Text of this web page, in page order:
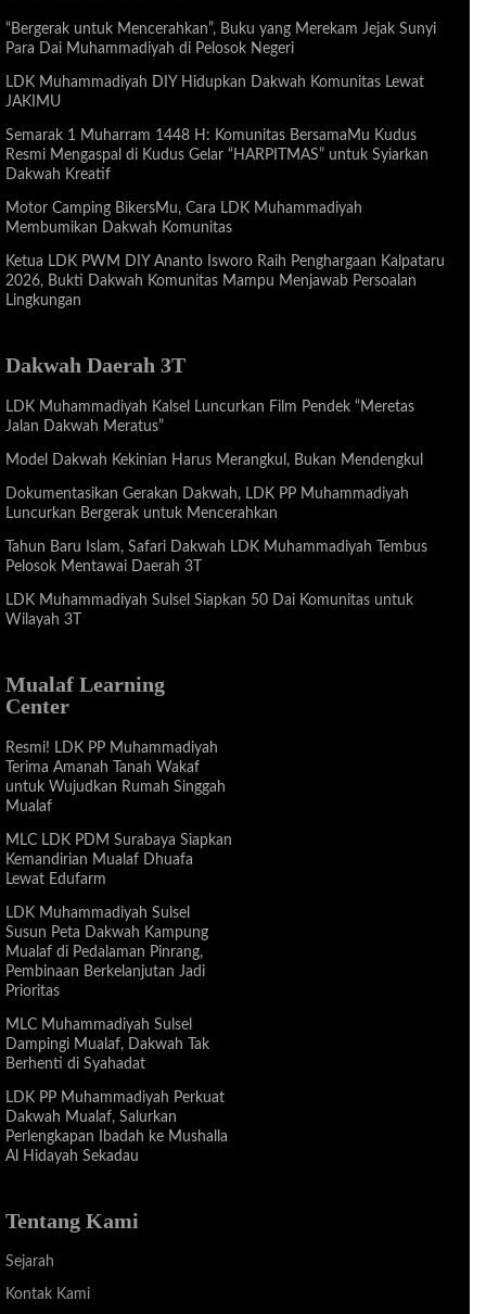
“Bergerak untuk Mencerahkan”, Buku yang Merekam Jejak Sunyi
Para Dai Muhammadiyah di Pelosok Negeri
LDK Muhammadiyah DIY Hidupkan Dakwah Komunitas Lewat
JAKIMU
Semarak 1 Muharram 1448 H: Komunitas BersamaMu Kudus
Resmi Mengaspal di Kudus Gelar “HARPITMAS” untuk Syiarkan
Dakwah Kreatif
Motor Camping BikersMu, Cara LDK Muhammadiyah
Membumikan Dakwah Komunitas
Ketua LDK PWM DIY Ananto Isworo Raih Penghargaan Kalpataru
2026, Bukti Dakwah Komunitas Mampu Menjawab Persoalan
Lingkungan
Dakwah Daerah 3T
LDK Muhammadiyah Kalsel Luncurkan Film Pendek “Meretas
Jalan Dakwah Meratus”
Model Dakwah Kekinian Harus Merangkul, Bukan Mendengkul
Dokumentasikan Gerakan Dakwah, LDK PP Muhammadiyah
Luncurkan Bergerak untuk Mencerahkan
Tahun Baru Islam, Safari Dakwah LDK Muhammadiyah Tembus
Pelosok Mentawai Daerah 3T
LDK Muhammadiyah Sulsel Siapkan 50 Dai Komunitas untuk
Wilayah 3T
Mualaf Learning
Center
Resmi! LDK PP Muhammadiyah
Terima Amanah Tanah Wakaf
untuk Wujudkan Rumah Singgah
Mualaf
MLC LDK PDM Surabaya Siapkan
Kemandirian Mualaf Dhuafa
Lewat Edufarm
LDK Muhammadiyah Sulsel
Susun Peta Dakwah Kampung
Mualaf di Pedalaman Pinrang,
Pembinaan Berkelanjutan Jadi
Prioritas
MLC Muhammadiyah Sulsel
Dampingi Mualaf, Dakwah Tak
Berhenti di Syahadat
LDK PP Muhammadiyah Perkuat
Dakwah Mualaf, Salurkan
Perlengkapan Ibadah ke Mushalla
Al Hidayah Sekadau
Tentang Kami
Sejarah
Kontak Kami